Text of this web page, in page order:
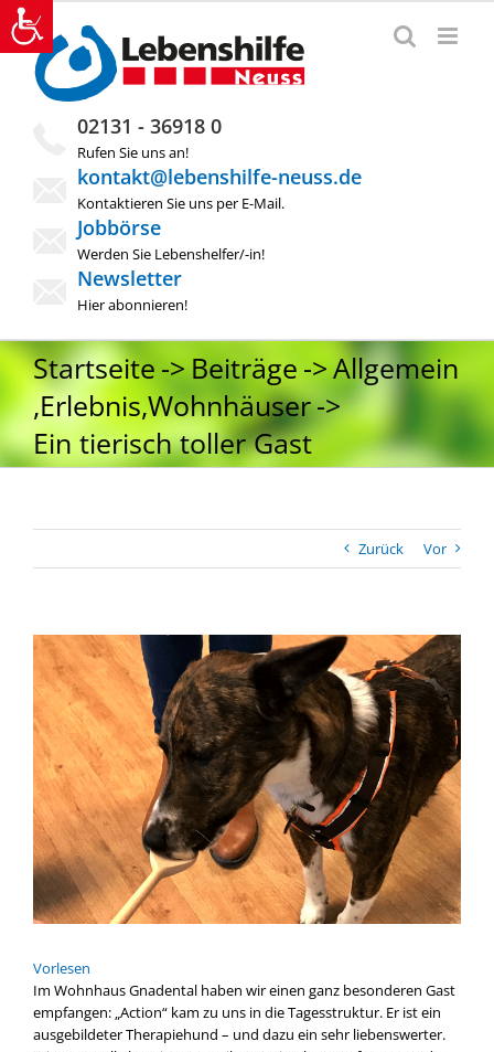
Zum
Inhalt
springen
02131 - 36918 0
Rufen Sie uns an!
kontakt@lebenshilfe-neuss.de
Kontaktieren Sie uns per E-Mail.
Jobbörse
Werden Sie Lebenshelfer/-in!
Newsletter
Hier abonnieren!
Startseite Beiträge
Allgemein
,Erlebnis,Wohnhäuser
Ein tierisch toller Gast
Zurück Vor
Zeige
grösseres
Bild
Vor­le­sen
Im Wohn­haus Gna­den­tal haben wir einen ganz beson­de­ren Gast
emp­fan­gen: „Action“ kam zu uns in die Tages­struk­tur. Er ist ein
aus­ge­bil­de­ter The­ra­pie­hund – und dazu ein sehr lie­bens­wer­ter.